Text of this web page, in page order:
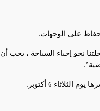
على الوجهات.
في رحلتنا نحو إحياء السياحة ،